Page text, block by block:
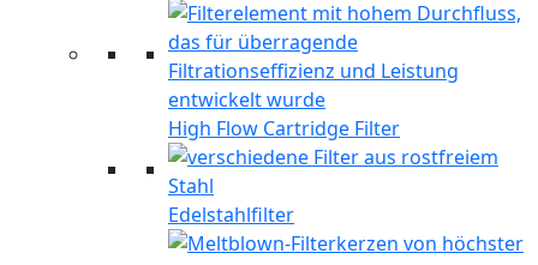
High Flow Cartridge Filter
Edelstahlfilter